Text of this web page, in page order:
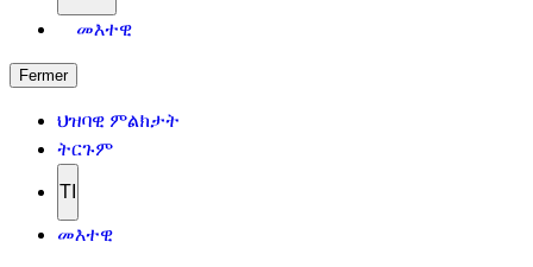
መእተዊ
Fermer
ህዝባዊ ምልክታት
ትርጉም
TI
መእተዊ